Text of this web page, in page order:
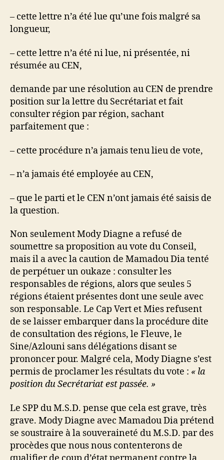
– cette lettre n’a été lue qu’une fois malgré sa
longueur,
– cette lettre n’a été ni lue, ni présentée, ni
résumée au CEN,
demande par une résolution au CEN de prendre
position sur la lettre du Secrétariat et fait
consulter région par région, sachant
parfaitement que :
– cette procédure n’a jamais tenu lieu de vote,
– n’a jamais été employée au CEN,
– que le parti et le CEN n’ont jamais été saisis de
la question.
Non seulement Mody Diagne a refusé de
soumettre sa proposition au vote du Conseil,
mais il a avec la caution de Mamadou Dia tenté
de perpétuer un oukaze : consulter les
responsables de régions, alors que seules 5
régions étaient présentes dont une seule avec
son responsable. Le Cap Vert et Mies refusent
de se laisser embarquer dans la procédure dite
de consultation des régions, le Fleuve, le
Sine/Azlouni sans délégations disant se
prononcer pour. Malgré cela, Mody Diagne s’est
permis de proclamer les résultats du vote : « la
position du Secrétariat est passée. »
Le SPP du M.S.D. pense que cela est grave, très
grave. Mody Diagne avec Mamadou Dia prétend
se soustraire à la souveraineté du M.S.D. par des
procèdes que nous nous contenterons de